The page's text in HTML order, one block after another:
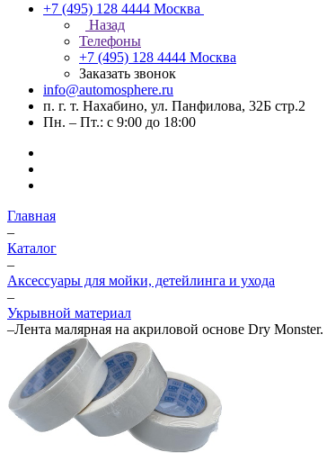
+7 (495) 128 4444 Москва
Назад
Телефоны
+7 (495) 128 4444 Москва
Заказать звонок
info@automosphere.ru
п. г. т. Нахабино, ул. Панфилова, 32Б стр.2
Пн. – Пт.: с 9:00 до 18:00
Главная
–
Каталог
–
Аксессуары для мойки, детейлинга и ухода
–
Укрывной материал
–Лентa малярная на акриловой основе Dry Monster.